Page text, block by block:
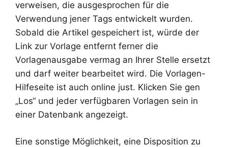
verweisen, die ausgesprochen für die
Verwendung jener Tags entwickelt wurden.
Sobald die Artikel gespeichert ist, würde der
Link zur Vorlage entfernt ferner die
Vorlagenausgabe vermag an Ihrer Stelle ersetzt
und darf weiter bearbeitet wird. Die Vorlagen-
Hilfeseite ist auch online just. Klicken Sie gen
„Los“ und jeder verfügbaren Vorlagen sein in
einer Datenbank angezeigt.
Eine sonstige Möglichkeit, eine Disposition zu